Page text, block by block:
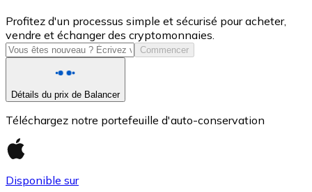
USD Coin
USDC
Profitez d'un processus simple et sécurisé pour acheter,
vendre et échanger des cryptomonnaies.
Commencer
Détails du prix de Balancer
Téléchargez notre portefeuille d'auto-conservation
Disponible sur